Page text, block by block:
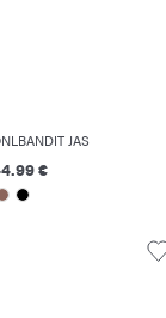
JAS
€